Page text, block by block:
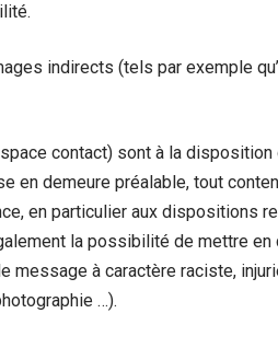
indirects (tels par exemple
contact) sont à la disposition
en demeure préalable, tout
en particulier aux dispositions
la possibilité de mettre en
message à caractère raciste,
…).